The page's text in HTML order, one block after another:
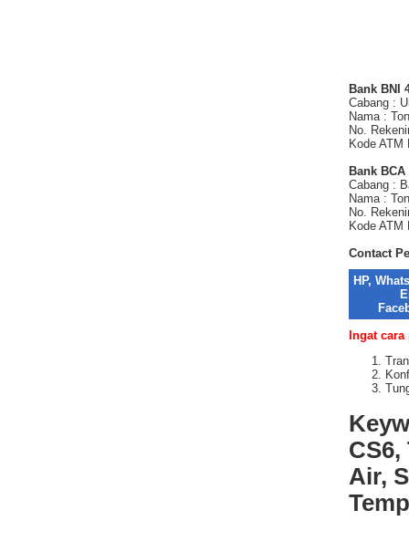
Bank BNI
Cabang :
Nama :
No.
Kode ATM
Bank BCA
Cabang :
Nama :
No.
Kode ATM
Contact
HP,
Ingat
Air,